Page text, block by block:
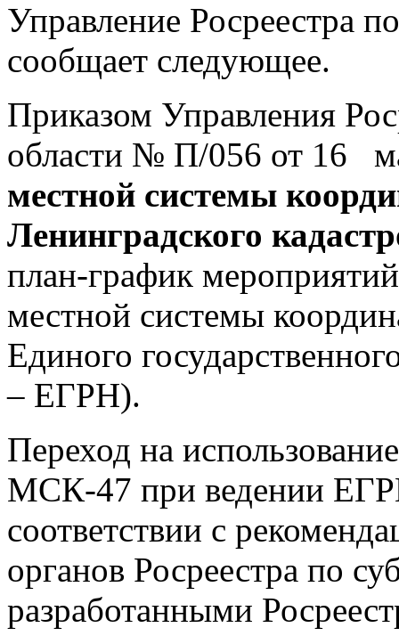
Управление Росреестра
сообщает следующее.
Приказом Управления
области № П/056 от 16
местной системы
Ленинградского
план-график
местной системы
Единого
– ЕГРН).
Переход на
МСК-47 при ведении
соответствии с
органов Росреестра по
разработанными